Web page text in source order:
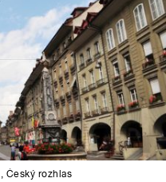
, Český rozhlas